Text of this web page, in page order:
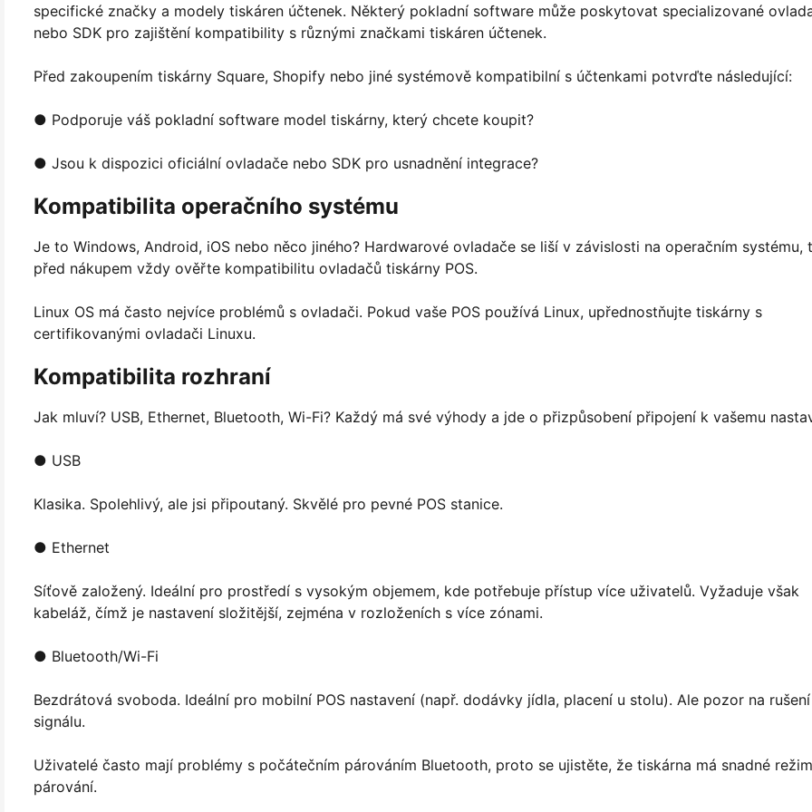
specifické značky a modely tiskáren účtenek. Některý pokladní software může poskytovat specializované
nebo SDK pro zajištění kompatibility s různými značkami tiskáren účtenek.
Před zakoupením tiskárny Square, Shopify nebo jiné systémově kompatibilní s účtenkami potvrďte následující:
● Podporuje váš pokladní software model tiskárny, který chcete koupit?
● Jsou k dispozici oficiální ovladače nebo SDK pro usnadnění integrace?
Kompatibilita operačního systému
Je to Windows, Android, iOS nebo něco jiného? Hardwarové ovladače se liší v závislosti na operačním systému,
před nákupem vždy ověřte kompatibilitu ovladačů tiskárny POS.
Linux OS má často nejvíce problémů s ovladači. Pokud vaše POS používá Linux, upřednostňujte tiskárny s
certifikovanými ovladači Linuxu.
Kompatibilita rozhraní
Jak mluví? USB, Ethernet, Bluetooth, Wi-Fi? Každý má své výhody a jde o přizpůsobení připojení k vašemu
● USB
Klasika. Spolehlivý, ale jsi připoutaný. Skvělé pro pevné POS stanice.
● Ethernet
Síťově založený. Ideální pro prostředí s vysokým objemem, kde potřebuje přístup více uživatelů. Vyžaduje však
kabeláž, čímž je nastavení složitější, zejména v rozloženích s více zónami.
● Bluetooth/Wi-Fi
Bezdrátová svoboda. Ideální pro mobilní POS nastavení (např. dodávky jídla, placení u stolu). Ale pozor na rušení
signálu.
Uživatelé často mají problémy s počátečním párováním Bluetooth, proto se ujistěte, že tiskárna má snadné
párování.